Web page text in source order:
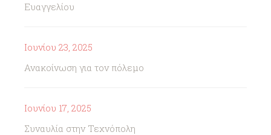
Ευαγγελίου
Ιουνίου 23, 2025
Ανακοίνωση για τον πόλεμο
Ιουνίου 17, 2025
Συναυλία στην Τεχνόπολη